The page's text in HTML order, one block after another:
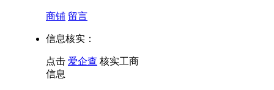
商铺 留言
信息核实：
点击 爱企查 核实工商
信息